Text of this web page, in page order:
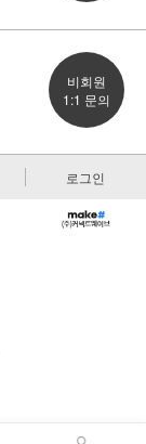
비회원
1:1 문의
로그인